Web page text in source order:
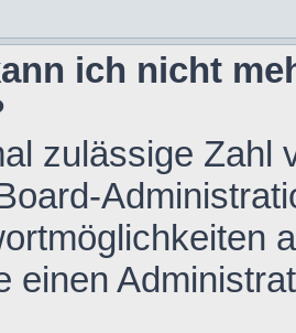
ich nicht
zulässige Zahl
einen